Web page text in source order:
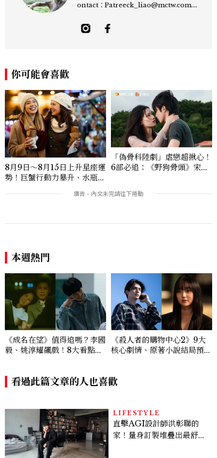
ontact：Patreeck_liao@mctw.com.t
敏銳的觀察力與敘事能力，撰寫出兼具深度
與美感的專題內容，長期關注亞洲娛樂、人
力的跨平台敘事語言。認為好的內容不僅是
記錄時代，更是溫柔的行動——在每一段訪
談與每一篇文章裡，留下值得反覆回味的
光。
你可能會喜歡
8月9日～8月15日上升星座運
勢！巨蟹行動力暴升、水瓶迎
「偽骨科陸劇」虐戀超揪心！
6部必追：《野狗骨頭》宋威
本週熱門
《成名在望》值得追嗎？李國
毅、姚淳耀飆戲！8大看點與
《殺人者的購物中心2》9大
核心劇情、原著小說結局預測
變
看過此篇文章的人也喜歡
LIFESTYLE
直擊AGI設計師洪彰聯的
家！量身訂製堆疊出最舒適